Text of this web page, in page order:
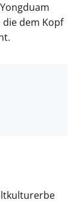
die dem Kopf